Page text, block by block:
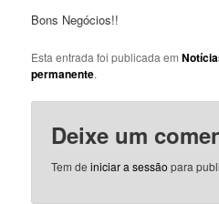
Bons Negócios!!
Esta entrada foi publicada em
permanente.
Deixe um
Tem deiniciar a sessão para